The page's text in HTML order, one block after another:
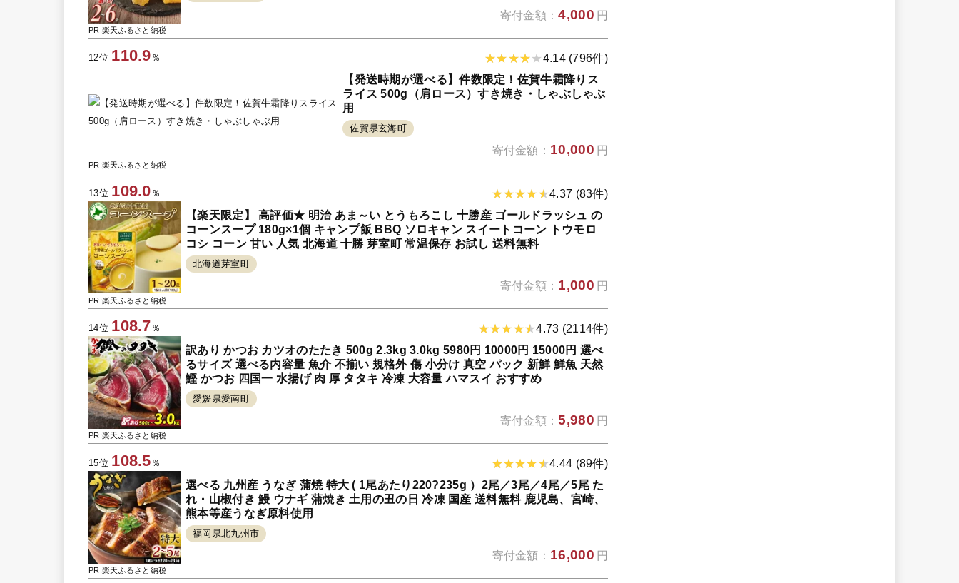
PR:楽天ふるさと納税
寄付金額：4,000 円
12位 110.9 ％
PR:楽天ふるさと納税
4.14 (796件)
【発送時期が選べる】件数限定！佐賀牛霜降りス
ライス 500g（肩ロース）すき焼き・しゃぶしゃぶ
用
佐賀県玄海町
寄付金額： 10,000 円
13位 109.0 ％
PR:楽天ふるさと納税
4.37 (83件)
【楽天限定】 高評価★ 明治 あま～い とうもろこし 十勝産 ゴールドラッシュ の
コーンスープ 180g×1個 キャンプ飯 BBQ ソロキャン スイートコーン トウモロ
コシ コーン 甘い 人気 北海道 十勝 芽室町 常温保存 お試し 送料無料
北海道芽室町
寄付金額： 1,000 円
14位 108.7 ％
PR:楽天ふるさと納税
4.73 (2114件)
訳あり かつお カツオのたたき 500g 2.3kg 3.0kg 5980円 10000円 15000円 選べ
るサイズ 選べる内容量 魚介 不揃い 規格外 傷 小分け 真空 パック 新鮮 鮮魚 天然
鰹 かつお 四国一 水揚げ 肉 厚 タタキ 冷凍 大容量 ハマスイ おすすめ
愛媛県愛南町
寄付金額：5,980 円
15位 108.5 ％
PR:楽天ふるさと納税
4.44 (89件)
選べる 九州産 うなぎ 蒲焼 特大 ( 1尾あたり220?235g ）2尾／3尾／4尾／5尾 た
れ・山椒付き 鰻 ウナギ 蒲焼き 土用の丑の日 冷凍 国産 送料無料 鹿児島、宮崎、
熊本等産うなぎ原料使用
福岡県北九州市
寄付金額： 16,000 円